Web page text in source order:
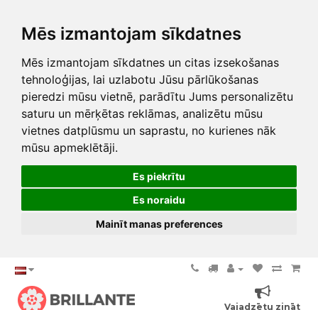
Mēs izmantojam sīkdatnes
Mēs izmantojam sīkdatnes un citas izsekošanas
tehnoloģijas, lai uzlabotu Jūsu pārlūkošanas
pieredzi mūsu vietnē, parādītu Jums personalizētu
saturu un mērķētas reklāmas, analizētu mūsu
vietnes datplūsmu un saprastu, no kurienes nāk
mūsu apmeklētāji.
Es piekrītu
Es noraidu
Mainīt manas preferences
Vajadzētu zināt